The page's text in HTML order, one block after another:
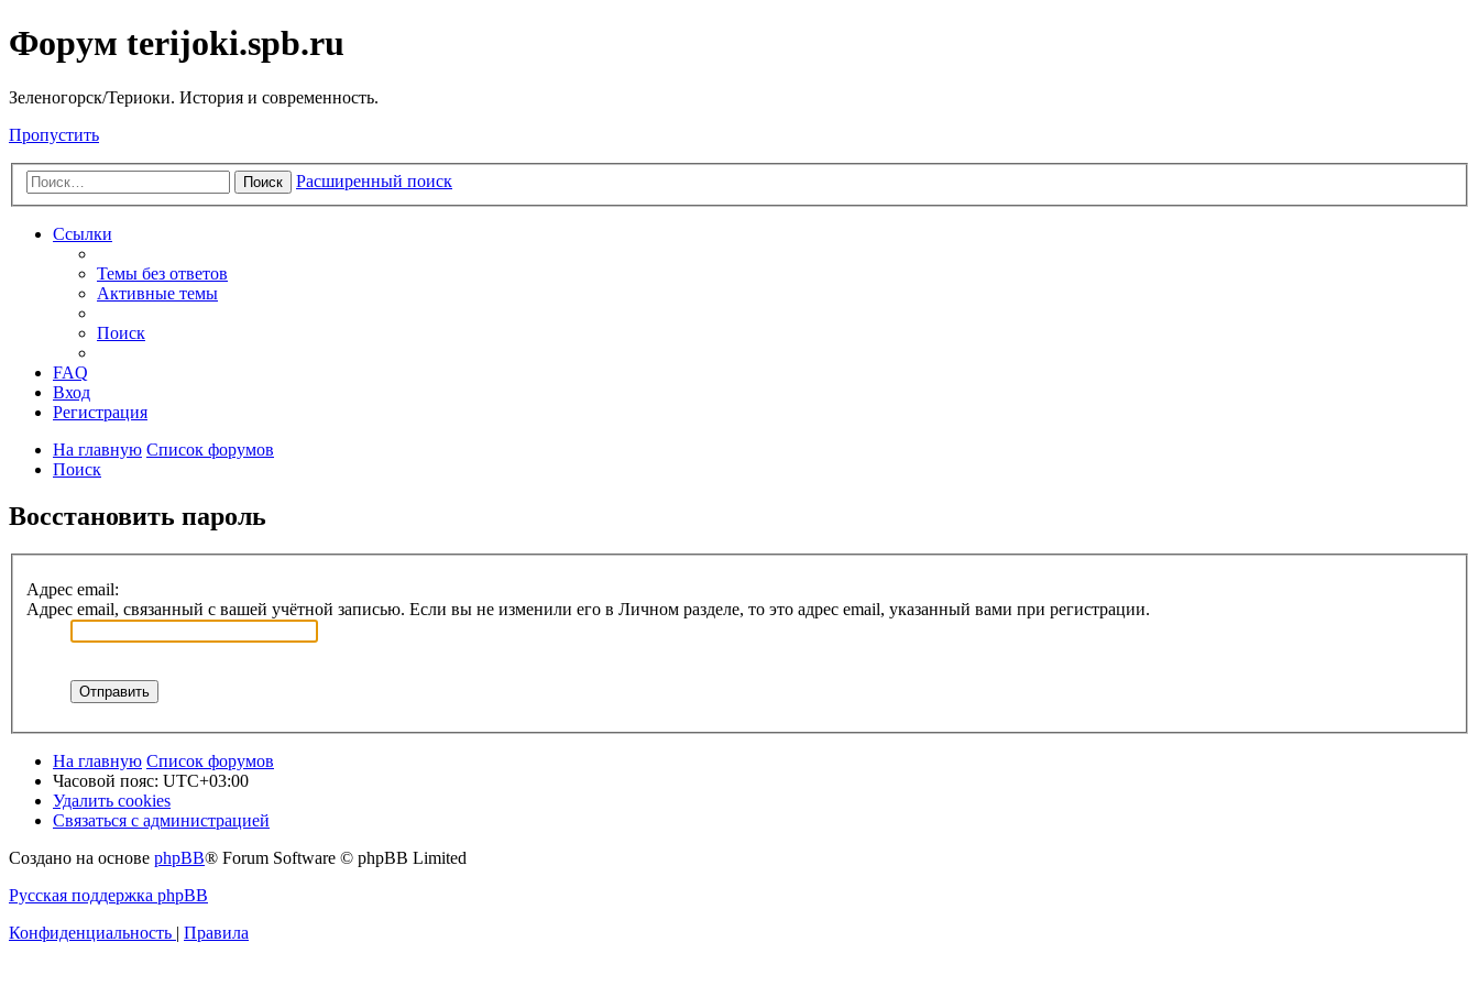
Форум terijoki.spb.ru
Зеленогорск/Териоки. История и современность.
Пропустить
Поиск Расширенный поиск
Ссылки
Темы без ответов
Активные темы
Поиск
FAQ
Вход
Регистрация
На главную Список форумов
Поиск
Восстановить пароль
Адрес email:
Адрес email, связанный с вашей учётной записью. Если вы не изменили его в Личном разделе, то это адрес email, указанный вами при регистрации.
На главную Список форумов
Часовой пояс: UTC+03:00
Удалить cookies
Связаться с администрацией
Создано на основе phpBB® Forum Software © phpBB Limited
Русская поддержка phpBB
Конфиденциальность | Правила